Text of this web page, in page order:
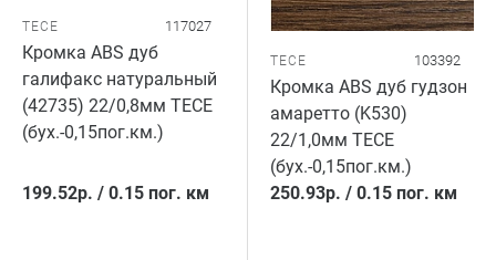
TECE 117027
Кромка ABS дуб
галифакс натуральный
(42735) 22/0,8мм TECE
(бух.-0,15пог.км.)
199.52р. / 0.15 пог. км
TECE 103392
Кромка ABS дуб гудзон
амаретто (K530)
22/1,0мм TECE
(бух.-0,15пог.км.)
250.93р. / 0.15 пог. км